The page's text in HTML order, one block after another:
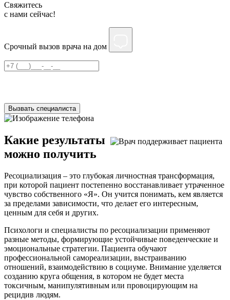
Свяжитесь
c нами сейчас!
Срочный вызов врача на дом
Вызвать специалиста
Какие результаты
можно получить
Ресоциализация – это глубокая личностная трансформация,
при которой пациент постепенно восстанавливает утраченное
чувство собственного «Я». Он учится понимать, кем является
за пределами зависимости, что делает его интересным,
ценным для себя и других.
Психологи и специалисты по ресоциализации применяют
разные методы, формирующие устойчивые поведенческие и
эмоциональные стратегии. Пациента обучают
профессиональной самореализации, выстраиванию
отношений, взаимодействию в социуме. Внимание уделяется
созданию круга общения, в котором не будет места
токсичным, манипулятивным или провоцирующим на
рецидив людям.